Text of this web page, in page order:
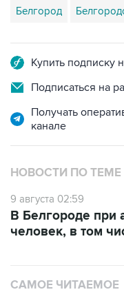
Белгород
Купить подписку
Подписаться на
Получать
канале
НОВОСТИ ПО ТЕМЕ
9 августа 02:59
В Белгороде при
человек, в том
САМОЕ ЧИТАЕМОЕ